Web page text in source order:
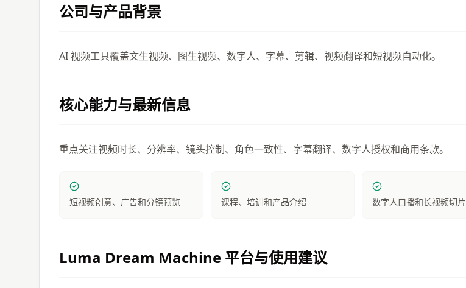
公司与产品背景
AI 视频工具覆盖文生视频、图生视频、数字人、字幕、剪辑、视频翻译和短视频自动化。
核心能力与最新信息
重点关注视频时长、分辨率、镜头控制、角色一致性、字幕翻译、数字人授权和商用条款。
短视频创意、广告和分镜预览 课程、培训和产品介绍 数字人口播和长视频切片
Luma Dream Machine 平台与使用建议